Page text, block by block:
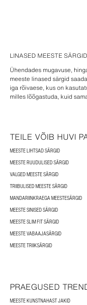
LINASED MEESTE SÄRGID
Ühendades mugavuse,
meeste linased särgid
iga rõivaese, kus on
milles lõõgastuda, kuid
TEILE VÕIB HUVI
MEESTE LIHTSAD SÄRGID
MEESTE RUUDULISED SÄRGID
VALGED MEESTE SÄRGID
TRIIBULISED MEESTE SÄRGID
MANDARIINKRAEGA MEESTESÄRGID
MEESTE SINISED SÄRGID
MEESTE SLIM FIT SÄRGID
MEESTE VABAAJASÄRGID
MEESTE TRIIKSÄRGID
PRAEGUSED
MEESTE KUNSTNAHAST JAKID